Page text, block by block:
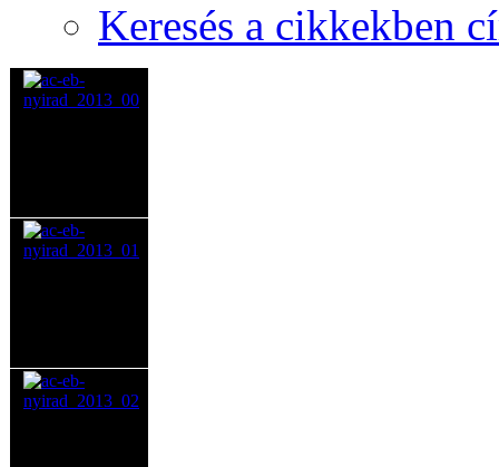
Keresés a cikkekben